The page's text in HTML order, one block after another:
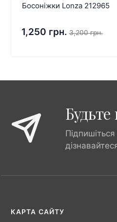
Босоніжки Lonza 212965
1,250 грн. 3,200 грн.
Будьте
КАРТА САЙТУ